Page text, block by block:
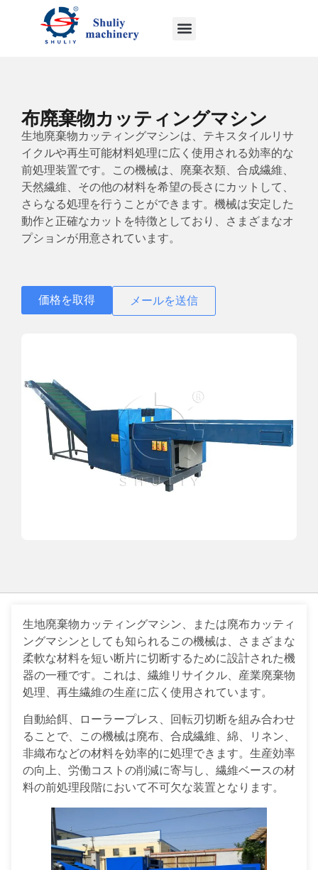
布廃棄物カッティングマシン
生地廃棄物カッティングマシンは、テキスタイルリサ
イクルや再生可能材料処理に広く使用される効率的な
前処理装置です。この機械は、廃棄衣類、合成繊維、
天然繊維、その他の材料を希望の長さにカットして、
さらなる処理を行うことができます。機械は安定した
動作と正確なカットを特徴としており、さまざまなオ
プションが用意されています。
価格を取得 メールを送信
生地廃棄物カッティングマシン、または廃布カッティ
ングマシンとしても知られるこの機械は、さまざまな
柔軟な材料を短い断片に切断するために設計された機
器の一種です。これは、繊維リサイクル、産業廃棄物
処理、再生繊維の生産に広く使用されています。
自動給餌、ローラープレス、回転刃切断を組み合わせ
ることで、この機械は廃布、合成繊維、綿、リネン、
非織布などの材料を効率的に処理できます。生産効率
の向上、労働コストの削減に寄与し、繊維ベースの材
料の前処理段階において不可欠な装置となります。